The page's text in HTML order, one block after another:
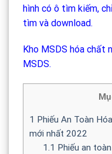
hình có ô tìm kiếm,
tìm và download.
Kho MSDS hóa chất
MSDS.
1 Phiếu An Toàn
mới nhất 2022
1.1 Phiếu an